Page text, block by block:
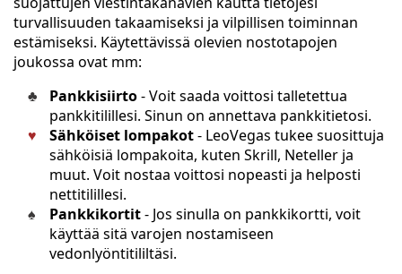
turvallisuuden takaamiseksi ja vilpillisen toiminnan
estämiseksi. Käytettävissä olevien nostotapojen
joukossa ovat mm:
Pankkisiirto- Voit saada voittosi talletettua
pankkitilillesi. Sinun on annettava pankkitietosi.
Sähköiset lompakot- LeoVegas tukee suosittuja
sähköisiä lompakoita, kuten Skrill, Neteller ja
muut. Voit nostaa voittosi nopeasti ja helposti
nettitilillesi.
Pankkikortit- Jos sinulla on pankkikortti, voit
käyttää sitä varojen nostamiseen
vedonlyöntitililtäsi.